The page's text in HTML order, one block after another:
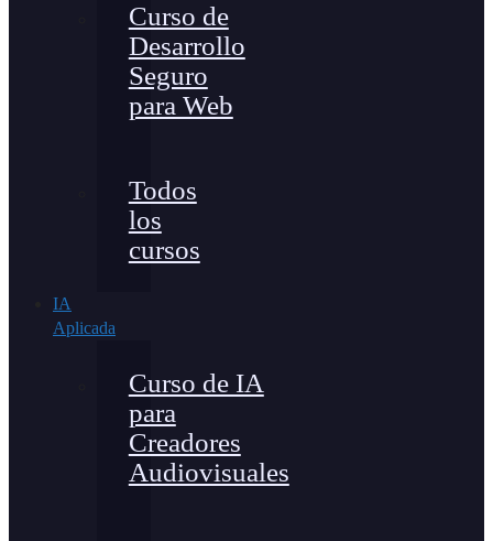
Curso de
Desarrollo
Seguro
para Web
Todos
los
cursos
IA
Aplicada
Curso de IA
para
Creadores
Audiovisuales